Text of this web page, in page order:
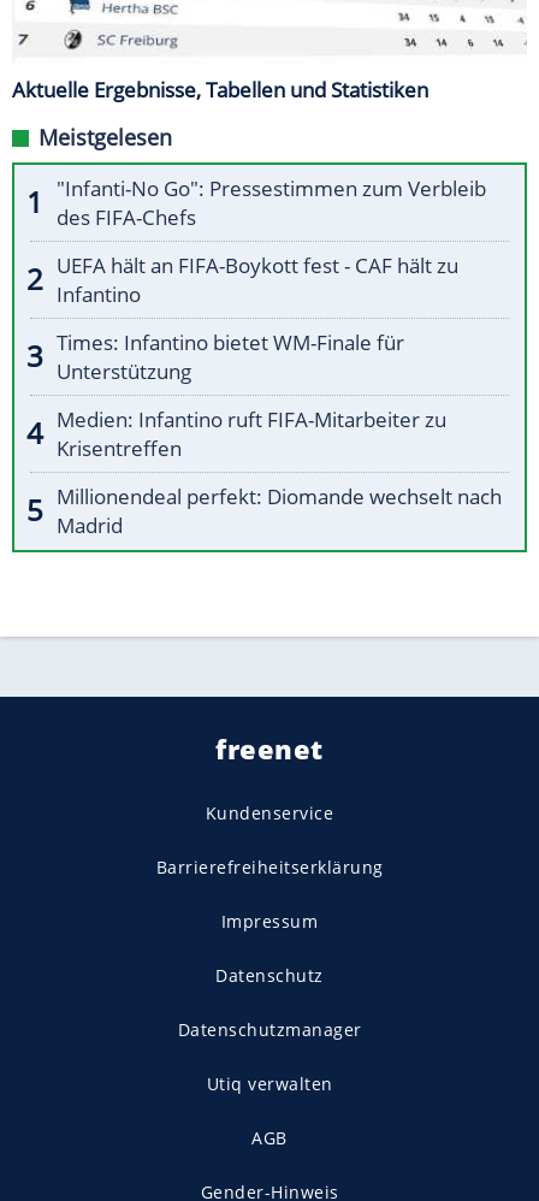
Aktuelle Ergebnisse, Tabellen und Statistiken
Meistgelesen
"Infanti-No Go": Pressestimmen zum Verbleib
des FIFA-Chefs
UEFA hält an FIFA-Boykott fest - CAF hält zu
Infantino
Times: Infantino bietet WM-Finale für
Unterstützung
Medien: Infantino ruft FIFA-Mitarbeiter zu
Krisentreffen
Millionendeal perfekt: Diomande wechselt nach
Madrid
freenet
Kundenservice
Barrierefreiheitserklärung
Impressum
Datenschutz
Datenschutzmanager
Utiq verwalten
AGB
Gender-Hinweis